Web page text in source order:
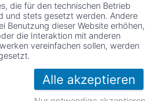
die für den technischen Betrieb
und stets gesetzt werden. Andere
Benutzung dieser Website erhöhen,
die Interaktion mit anderen
vereinfachen sollen, werden
Alle akzeptieren